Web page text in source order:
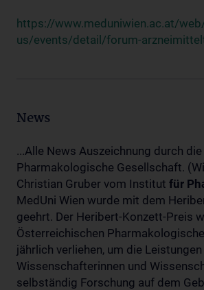
https://www.meduniwien.ac.at/
us/events/detail/forum-
News
...Alle News Auszeichnung durch
Pharmakologische Gesellschaft.
Christian Gruber vom Institut für
MedUni Wien wurde mit dem
geehrt. Der Heribert-Konzett-Preis
Österreichischen
jährlich verliehen, um die
Wissenschafterinnen und
selbständig Forschung auf dem